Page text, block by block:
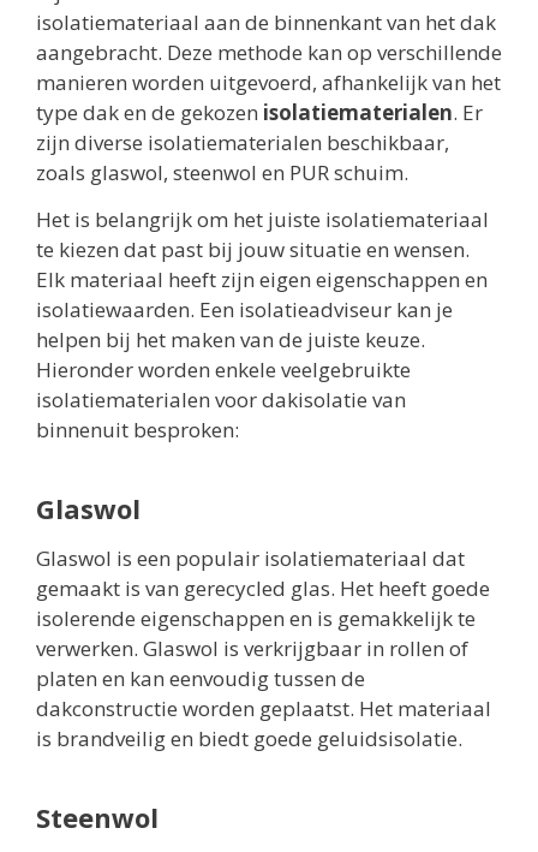
isolatiemateriaal aan de binnenkant van het dak
aangebracht. Deze methode kan op verschillende
manieren worden uitgevoerd, afhankelijk van het
type dak en de gekozen isolatiematerialen. Er
zijn diverse isolatiematerialen beschikbaar,
zoals glaswol, steenwol en PUR schuim.
Het is belangrijk om het juiste isolatiemateriaal
te kiezen dat past bij jouw situatie en wensen.
Elk materiaal heeft zijn eigen eigenschappen en
isolatiewaarden. Een isolatieadviseur kan je
helpen bij het maken van de juiste keuze.
Hieronder worden enkele veelgebruikte
isolatiematerialen voor dakisolatie van
binnenuit besproken:
Glaswol
Glaswol is een populair isolatiemateriaal dat
gemaakt is van gerecycled glas. Het heeft goede
isolerende eigenschappen en is gemakkelijk te
verwerken. Glaswol is verkrijgbaar in rollen of
platen en kan eenvoudig tussen de
dakconstructie worden geplaatst. Het materiaal
is brandveilig en biedt goede geluidsisolatie.
Steenwol